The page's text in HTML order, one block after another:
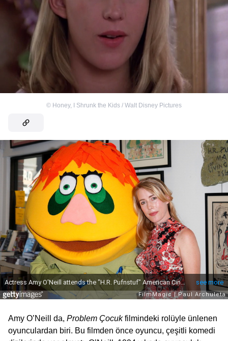
© Honey, I Shrunk the Kids / Walt Disney Pictures
Amy O’Neill da, Problem Çocukfilmindeki rolüyle ünlenen
oyunculardan biri. Bu filmden önce oyuncu, çeşitli komedi